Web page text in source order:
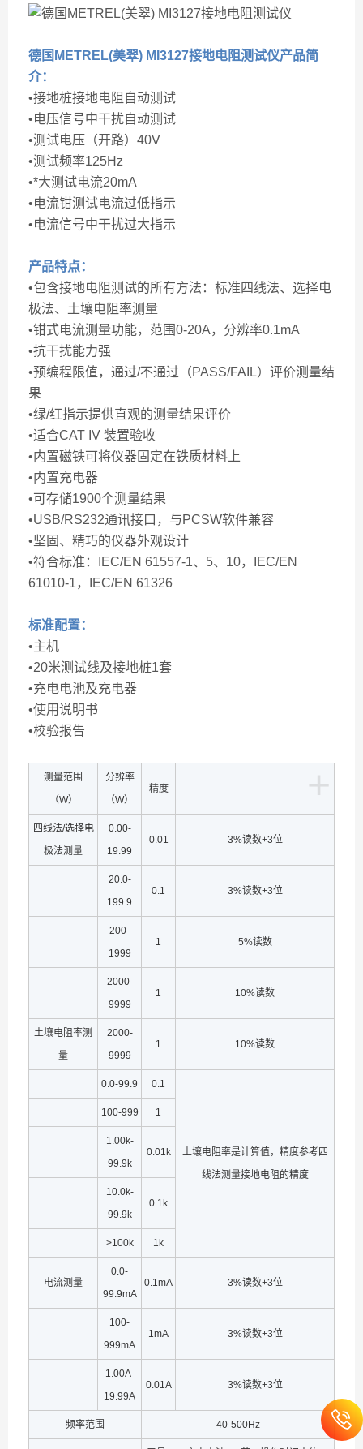
德国METREL(美翠) MI3127接地电阻测试仪产品简
介：
•接地桩接地电阻自动测试
•电压信号中干扰自动测试
•测试电压（开路）40V
•测试频率125Hz
•*大测试电流20mA
•电流钳测试电流过低指示
•电流信号中干扰过大指示
产品特点：
•包含接地电阻测试的所有方法：标准四线法、选择电
极法、土壤电阻率测量
•钳式电流测量功能，范围0-20A，分辨率0.1mA
•抗干扰能力强
•预编程限值，通过/不通过（PASS/FAIL）评价测量结
果
•绿/红指示提供直观的测量结果评价
•适合CAT IV 装置验收
•内置磁铁可将仪器固定在铁质材料上
•内置充电器
•可存储1900个测量结果
•USB/RS232通讯接口，与PCSW软件兼容
•坚固、精巧的仪器外观设计
•符合标准：IEC/EN 61557-1、5、10，IEC/EN
61010-1，IEC/EN 61326
标准配置：
•主机
•20米测试线及接地桩1套
•充电电池及充电器
•使用说明书
•校验报告
+
测量范围
（W）
分辨率
（W）
精度
四线法/选择电
极法测量
0.00-
19.99
0.01 3%读数+3位
20.0-
199.9
0.1 3%读数+3位
200-
1999
1 5%读数
2000-
9999
1 10%读数
土壤电阻率测
量
2000-
9999
1 10%读数
0.0-99.9 0.1
土壤电阻率是计算值，精度参考四
线法测量接地电阻的精度
100-999 1
1.00k-
99.9k
0.01k
10.0k-
99.9k
0.1k
>100k 1k
电流测量
0.0-
99.9mA
0.1mA 3%读数+3位
100-
999mA
1mA 3%读数+3位
1.00A-
19.99A
0.01A 3%读数+3位
频率范围 40-500Hz